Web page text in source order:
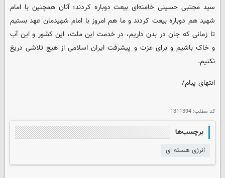
سید مجتبی حسینی خامنه‌ای بیعت دوباره کردند؛ آنان همچنین با امام
شهید هم دوباره بیعت کردند و ما هم امروز با امام شهیدمان عهد بستیم
تا زمانی که جان در بدن داریم، در خدمت این ملت، این کشور و این آب
و خاک باشیم و برای عزت و پیشرفت ایران اسلامی از هیچ تلاشی دریغ
نکنیم.
انتهای پیام/
کد مطلب: 1311394
برچسب‌ها
انرژی هسته ای